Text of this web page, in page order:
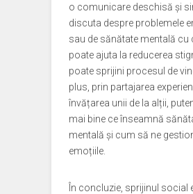
o comunicare deschisă și
discuta despre problemele
sau de sănătate mentală cu
poate ajuta la reducerea
poate sprijini procesul de
plus, prin partajarea
învățarea unii de la alții,
mai bine ce înseamnă
mentală și cum să ne
emoțiile.
În concluzie, sprijinul social